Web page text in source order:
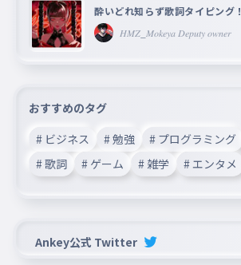
酔いどれ知らず歌詞タイピング！
𝐻𝑀𝑍_𝑀𝑜𝑘𝑒𝑦𝑎 𝐷𝑒𝑝𝑢𝑡𝑦 𝑜𝑤𝑛𝑒𝑟
おすすめのタグ
# ビジネス # 勉強 # プログラミング
# 歌詞
# ゲーム # 雑学 # エンタメ
Ankey公式 Twitter